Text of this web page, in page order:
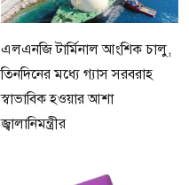
এলএনজি টার্মিনাল আংশিক চালু,
তিনদিনের মধ্যে গ্যাস সরবরাহ
স্বাভাবিক হওয়ার আশা
জ্বালানিমন্ত্রীর